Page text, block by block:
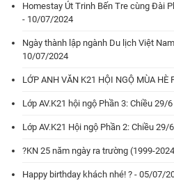
Homestay Út Trinh Bến Tre cùng Đài
- 10/07/2024
Ngày thành lập ngành Du lịch Việt
10/07/2024
LỚP ANH VĂN K21 HỘI NGỘ MÙA
Lớp AV.K21 hội ngộ Phần 3: Chiều 29/
Lớp AV.K21 Hội ngộ Phần 2: Chiều
?KN 25 năm ngày ra trường (1999-
Happy birthday khách nhé! ? - 05/07/